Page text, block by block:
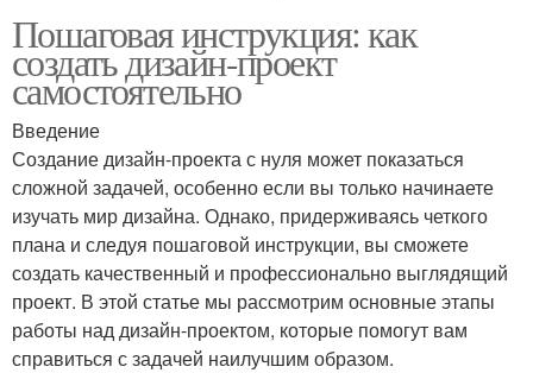
Пошаговая инструкция: как
создать дизайн-проект
самостоятельно
Введение
Создание дизайн-проекта с нуля может показаться
сложной задачей, особенно если вы только начинаете
изучать мир дизайна. Однако, придерживаясь четкого
плана и следуя пошаговой инструкции, вы сможете
создать качественный и профессионально выглядящий
проект. В этой статье мы рассмотрим основные этапы
работы над дизайн-проектом, которые помогут вам
справиться с задачей наилучшим образом.